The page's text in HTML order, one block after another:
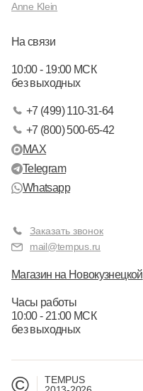
Anne Klein
На связи
10:00 - 19:00 МСК
без выходных
+7 (499) 110-31-64
+7 (800) 500-65-42
MAX
Telegram
Whatsapp
Заказать звонок
mail@tempus.ru
Магазин на Новокузнецкой
Часы работы
10:00 - 21:00 МСК
без выходных
©
TEMPUS